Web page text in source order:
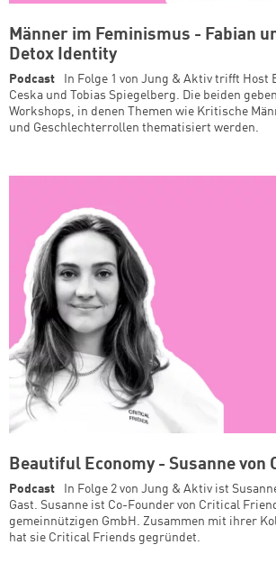
Männer im Feminismus - Fabian
Detox Identity
Podcast
In Folge 1 von Jung & Aktiv trifft Host
Ceska und Tobias Spiegelberg. Die beiden
Workshops, in denen Themen wie Kritische
und Geschlechterrollen thematisiert werden.
Beautiful Economy - Susanne von
Podcast
In Folge 2 von Jung & Aktiv ist
Gast. Susanne ist Co-Founder von Critical
gemeinnützigen GmbH. Zusammen mit ihrer
hat sie Critical Friends gegründet.